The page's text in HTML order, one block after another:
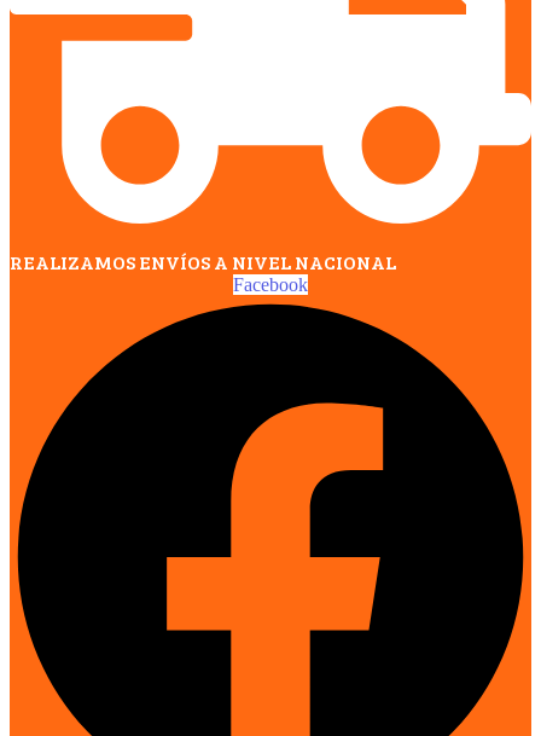
REALIZAMOS ENVÍOS A NIVEL NACIONAL
Facebook